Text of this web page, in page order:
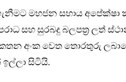
මහජන සහාය අපේක්ෂා
සහ සුරබදු බලපත්‍ර ලත්
අංක වෙත තොරතුරු
සිටියි.